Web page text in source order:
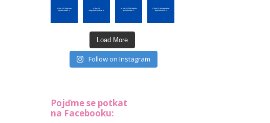
Load More
Follow on Instagram
Pojďme se potkat
na Facebooku: